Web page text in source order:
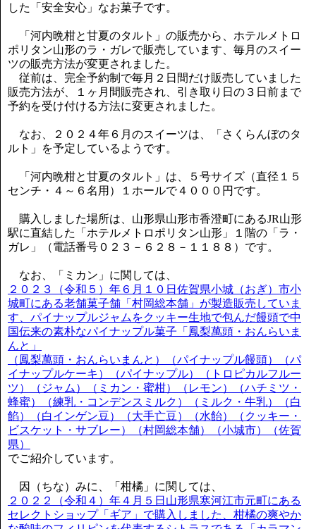
した「安全安心」なお菓子です。
「河内晩柑と甘夏のタルト」の販売から、ホテルメトロ
ポリタン山形のラ・ガレで販売しています、毎月のスイー
ツの販売方法が変更されました。
従前は、完全予約制で毎月２日間だけ販売していました
販売方法が、１ヶ月間販売され、引き取り日の３日前まで
予約を受け付ける方法に変更されました。
なお、２０２４年６月のスイーツは、「さくらんぼのタ
ルト」を予定しているようです。
「河内晩柑と甘夏のタルト」は、５号サイズ（直径１５
センチ・４～６名用）１ホールで４０００円です。
購入しました場所は、山形県山形市香澄町にあるJR山形
駅に直結した「ホテルメトロポリタン山形」１階の「ラ・
ガレ」（電話番号０２３－６２８－１１８８）です。
なお、「ミカン」に関しては、
２０２３（令和５）年６月１０日佐賀県小城（おぎ）市小
城町にある老舗菓子舗「村岡総本舗」が製造販売していま
す、パイナップルジャムをクッキー生地で包んだ饅頭で中
国伝来の素朴なパイナップル菓子「鳳梨萬頭・おんらいま
んと」
（鳳梨萬頭・おんらいまんと）（パイナップル饅頭）（パ
イナップルケーキ）（パイナップル）（トロピカルフルー
ツ）（ジャム）（ミカン・蜜柑）（レモン）（ハチミツ・
蜂蜜）（練乳・コンデンスミルク）（ミルク・牛乳）（白
餡）（白インゲン豆）（大手亡豆）（水飴）（クッキー・
ビスケット・サブレー）（村岡総本舗）（小城市）（佐賀
県）
でご紹介しています。
因（ちな）みに、「柑橘」に関しては、
２０２２（令和４）年４月５日山形県寒河江市元町にある
セレクトショップ「ギア」で購入しました、柑橘の爽やか